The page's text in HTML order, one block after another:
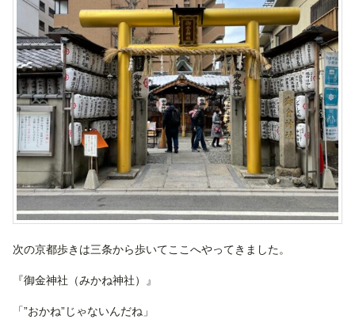
次の京都歩きは三条から歩いてここへやってきました。
『御金神社（みかね神社）』
「”おかね”じゃないんだね」